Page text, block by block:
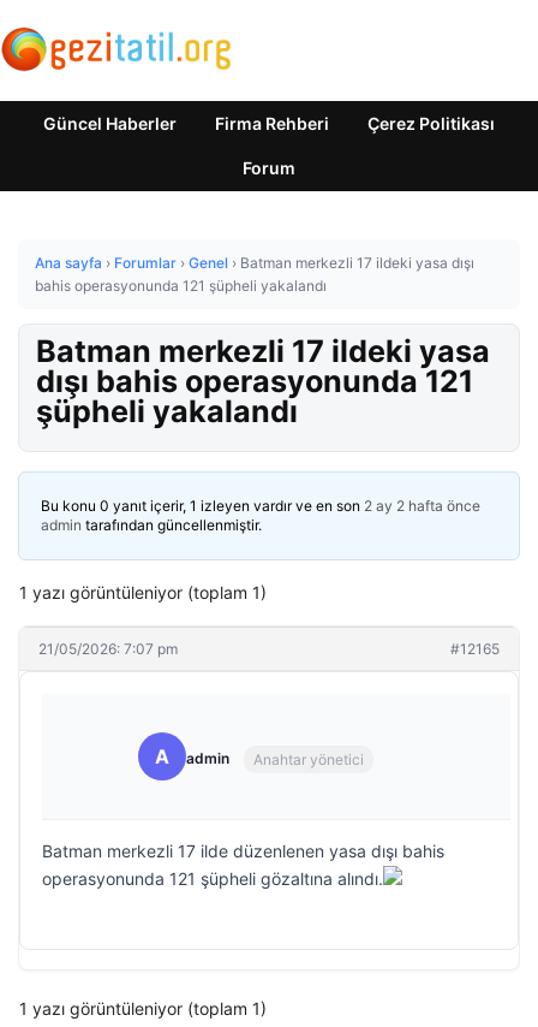
Güncel Haberler Firma Rehberi Çerez Politikası
Forum
Ana sayfa › Forumlar › Genel › Batman merkezli 17 ildeki yasa dışı
bahis operasyonunda 121 şüpheli yakalandı
Batman merkezli 17 ildeki yasa
dışı bahis operasyonunda 121
şüpheli yakalandı
Bu konu 0 yanıt içerir, 1 izleyen vardır ve en son 2 ay 2 hafta önce
admin tarafından güncellenmiştir.
1 yazı görüntüleniyor (toplam 1)
21/05/2026: 7:07 pm #12165
A admin Anahtar yönetici
Batman merkezli 17 ilde düzenlenen yasa dışı bahis
operasyonunda 121 şüpheli gözaltına alındı.
1 yazı görüntüleniyor (toplam 1)